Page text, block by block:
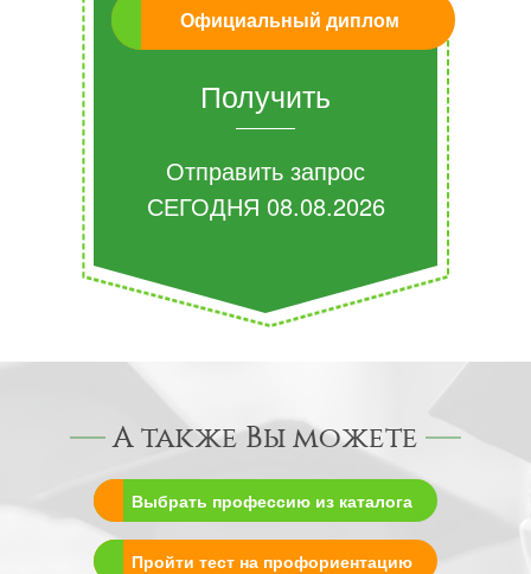
Официальный диплом
Получить
Отправить запрос
СЕГОДНЯ 08.08.2026
А также Вы можете
Выбрать профессию из каталога
Пройти тест на профориентацию